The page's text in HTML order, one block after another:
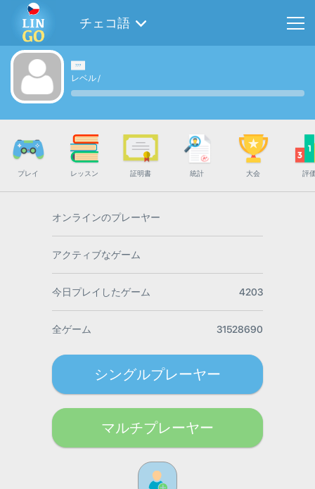
チェコ語
レベル/
プレイ レッスン 証明書 統計 大会 評
オンラインのプレーヤー
アクティブなゲーム
今日プレイしたゲーム 4203
全ゲーム 31528690
シングルプレーヤー
マルチプレーヤー